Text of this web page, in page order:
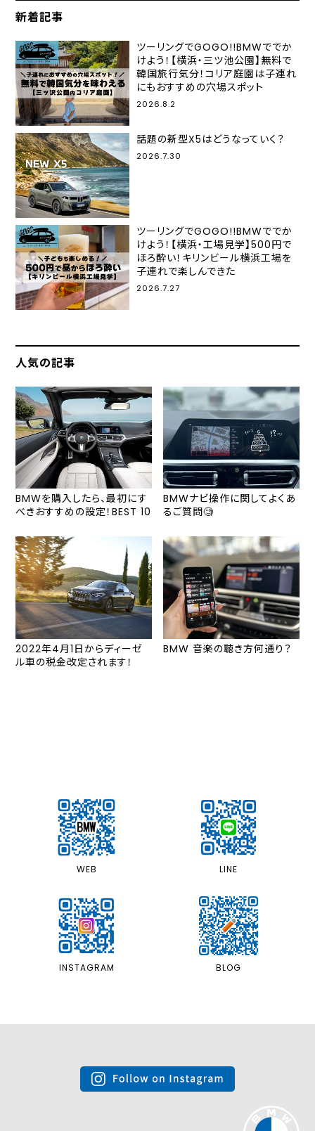
新着記事
ツーリングでGOGO!!BMWででか
けよう！【横浜・三ツ池公園】無料で
韓国旅行気分！コリア庭園は子連れ
にもおすすめの穴場スポット
2026.8.2
話題の新型X5はどうなっていく？
2026.7.30
ツーリングでGOGO!!BMWででか
けよう！【横浜・工場見学】500円で
ほろ酔い！キリンビール横浜工場を
子連れで楽しんできた
2026.7.27
人気の記事
BMWを購入したら、最初にす
べきおすすめの設定！BEST 10
BMWナビ操作に関してよくあ
るご質問🧐
2022年4月1日からディーゼ
ル車の税金改定されます！
BMW 音楽の聴き方何通り？
WEB LINE
INSTAGRAM BLOG